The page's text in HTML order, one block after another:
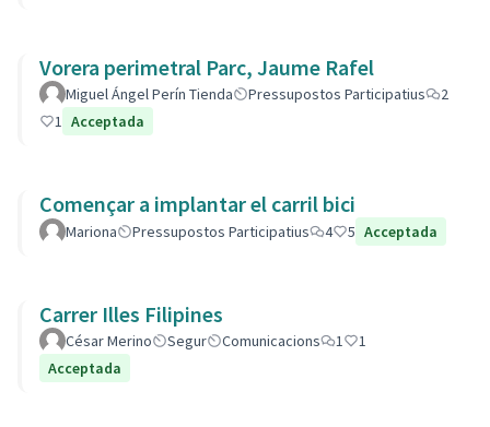
Vorera perimetral Parc, Jaume Rafel
Miguel Ángel Perín Tienda Pressupostos Participatius
2
1 Acceptada
Començar a implantar el carril bici
Mariona Pressupostos Participatius 4 5 Acceptada
Carrer Illes Filipines
César Merino Segur Comunicacions 1
1
Acceptada